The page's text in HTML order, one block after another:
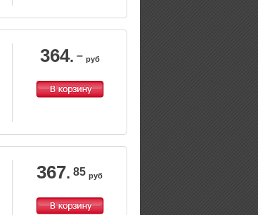
364. – руб
367. 85 руб